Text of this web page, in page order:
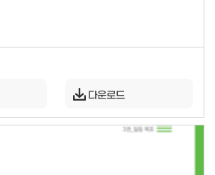
다운로드